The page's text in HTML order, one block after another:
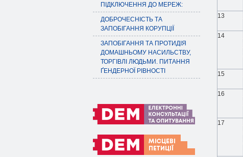
ПІДКЛЮЧЕННЯ ДО МЕРЕЖ:
ДОБРОЧЕСНІСТЬ ТА
ЗАПОБІГАННЯ КОРУПЦІЇ
ЗАПОБІГАННЯ ТА ПРОТИДІЯ
ДОМАШНЬОМУ НАСИЛЬСТВУ,
ТОРГІВЛІ ЛЮДЬМИ. ПИТАННЯ
ҐЕНДЕРНОЇ РІВНОСТІ
13
14
15
16
17